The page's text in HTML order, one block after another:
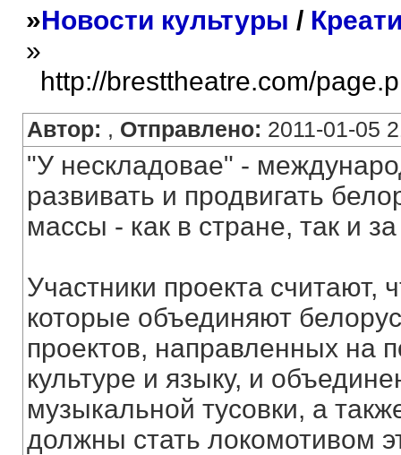
»Новости культуры /
»
http://bresttheatre.com/
Автор: , Отправлено: 2011-01-05
"У нескладовае" -
развивать и продвигать
массы - как в стране, так и
Участники проекта считают,
которые объединяют
проектов, направленных на
культуре и языку, и
музыкальной тусовки, а
должны стать локомотивом